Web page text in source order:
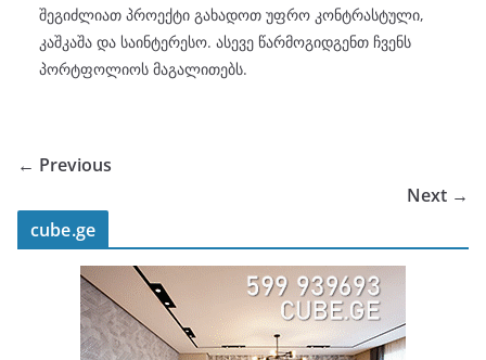
შეგიძლიათ პროექტი გახადოთ უფრო კონტრასტული,
კაშკაშა და საინტერესო. ასევე წარმოგიდგენთ ჩვენს
პორტფოლიოს მაგალითებს.
← Previous
Next →
cube.ge